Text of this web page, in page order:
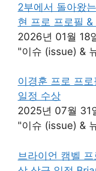
2부에서 돌아왔
현 프로 프로필
2026년 01월 18
"이슈 (issue) &
이경훈 프로 프
일정 수상
2025년 07월 31
"이슈 (issue) &
브라이언 캠벨